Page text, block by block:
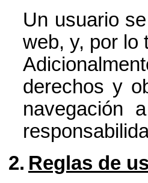
Un usuario
web, y, por lo
derechos y
navegación
2. Reglas de